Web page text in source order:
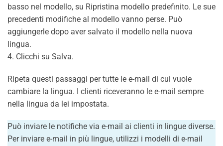
basso nel modello, su Ripristina modello predefinito. Le sue
precedenti modifiche al modello vanno perse. Può
aggiungerle dopo aver salvato il modello nella nuova
lingua.
4. Clicchi su Salva.
Ripeta questi passaggi per tutte le e-mail di cui vuole
cambiare la lingua. I clienti riceveranno le e-mail sempre
nella lingua da lei impostata.
Può inviare le notifiche via e-mail ai clienti in lingue diverse.
Per inviare e-mail in più lingue, utilizzi i modelli di e-mail